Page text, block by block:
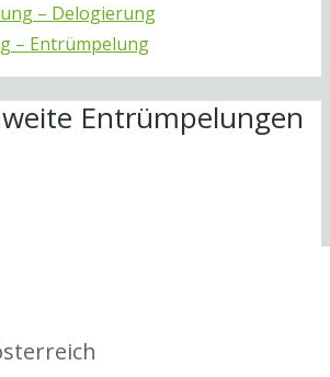
– Delogierung
– Entrümpelung
Entrümpelungen